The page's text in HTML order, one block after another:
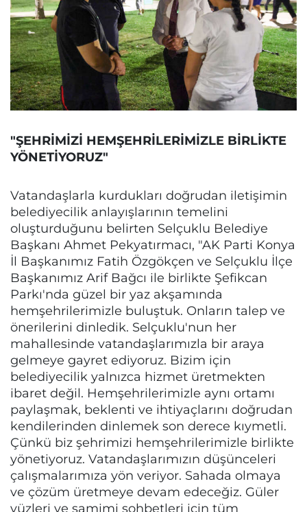
"ŞEHRİMİZİ HEMŞEHRİLERİMİZLE BİRLİKTE
YÖNETİYORUZ"
Vatandaşlarla kurdukları doğrudan iletişimin
belediyecilik anlayışlarının temelini
oluşturduğunu belirten Selçuklu Belediye
Başkanı Ahmet Pekyatırmacı, "AK Parti Konya
İl Başkanımız Fatih Özgökçen ve Selçuklu İlçe
Başkanımız Arif Bağcı ile birlikte Şefikcan
Parkı'nda güzel bir yaz akşamında
hemşehrilerimizle buluştuk. Onların talep ve
önerilerini dinledik. Selçuklu'nun her
mahallesinde vatandaşlarımızla bir araya
gelmeye gayret ediyoruz. Bizim için
belediyecilik yalnızca hizmet üretmekten
ibaret değil. Hemşehrilerimizle aynı ortamı
paylaşmak, beklenti ve ihtiyaçlarını doğrudan
kendilerinden dinlemek son derece kıymetli.
Çünkü biz şehrimizi hemşehrilerimizle birlikte
yönetiyoruz. Vatandaşlarımızın düşünceleri
çalışmalarımıza yön veriyor. Sahada olmaya
ve çözüm üretmeye devam edeceğiz. Güler
yüzleri ve samimi sohbetleri için tüm